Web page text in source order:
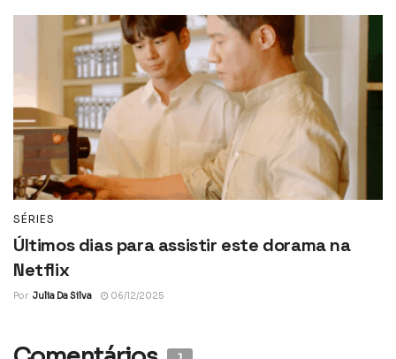
SÉRIES
Últimos dias para assistir este dorama na
Netflix
Por Julia Da Silva 06/12/2025